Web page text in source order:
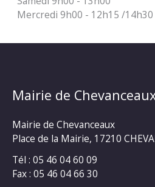
Mercredi 9h00 - 12h15 /
Mairie de
Mairie de Chevanceaux
Place de la Mairie, 17210
Tél : 05 46 04 60 09
Fax : 05 46 04 66 30